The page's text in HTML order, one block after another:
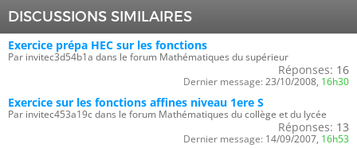
DISCUSSIONS SIMILAIRES
Exercice prépa HEC sur les fonctions
Par invitec3d54b1a dans le forum Mathématiques du supérieur
Réponses: 16
Dernier message: 23/10/2008, 16h30
Exercice sur les fonctions affines niveau 1ere S
Par invitec453a19c dans le forum Mathématiques du collège et du lycée
Réponses: 13
Dernier message: 14/09/2007, 16h53